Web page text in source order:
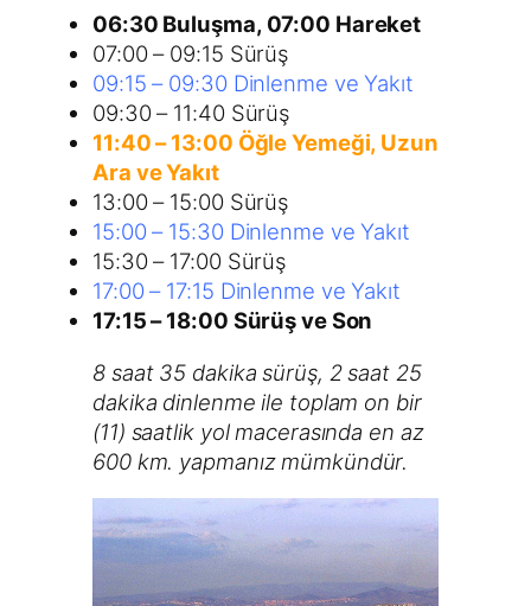
06:30 Buluşma, 07:00 Hareket
07:00 – 09:15 Sürüş
09:15 – 09:30 Dinlenme ve Yakıt
09:30 – 11:40 Sürüş
11:40 – 13:00 Öğle Yemeği, Uzun
Ara ve Yakıt
13:00 – 15:00 Sürüş
15:00 – 15:30 Dinlenme ve Yakıt
15:30 – 17:00 Sürüş
17:00 – 17:15 Dinlenme ve Yakıt
17:15 – 18:00 Sürüş ve Son
8 saat 35 dakika sürüş, 2 saat 25
dakika dinlenme ile toplam on bir
(11) saatlik yol macerasında en az
600 km. yapmanız mümkündür.